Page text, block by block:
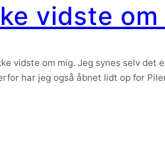
vidste om
vidste om mig. Jeg synes selv det
har jeg også åbnet lidt op for